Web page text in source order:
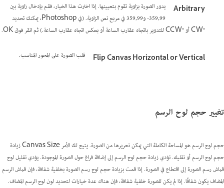
Arbitrary
يدور الصورة بزاوية تقوم بتعيينها. إذا اخترت هذا الخيار، فقم بإدخال زاوية بين
359,99- و359,99 في مربع نص الزاوية. (في Photoshop، يمكنك تحديد
°CW أو °CCW للتدوير باتجاه عقارب الساعة أو بعكس اتجاه عقارب الساعة.) ثم انقر فوق OK.
Flip Canvas Horizontal or Vertical قلب الصورة على المحور المناسب.
تغيير حجم لوح الرسم
حجم لوح الرسم هو المساحة الكاملة التي يمكن تحريرها من الصورة. يتيح لك الأمر Canvas Size زيادة
حجم لوح الرسم أو تقليله. تؤدي زيادة حجم لوح الرسم إلى إضافة فراغ حول الصورة الموجودة. يؤدي تقليل لوح
قماش رسم الصورة إلى اقتطاع في الصورة. إذا قمت بزيادة حجم لوح رسم الصورة بخلفية شفافة، فإن قماش الرسم
المضاف يكون شفافًا. إذا لم يكن للصورة خلفية شفافة، فإن هناك عدة خيارات لتحديد لون لوح الرسم المضاف.